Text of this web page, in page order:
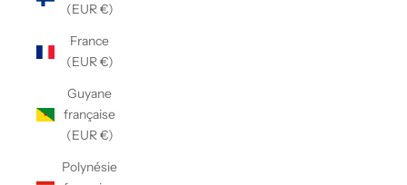
(EUR €)
France
(EUR €)
Guyane
française
(EUR €)
Polynésie